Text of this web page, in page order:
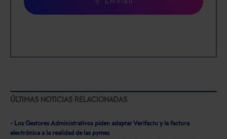
ENVIAR
ÚLTIMAS NOTICIAS RELACIONADAS
- Los Gestores Administrativos piden adaptar Verifactu y la factura
electrónica a la realidad de las pymes